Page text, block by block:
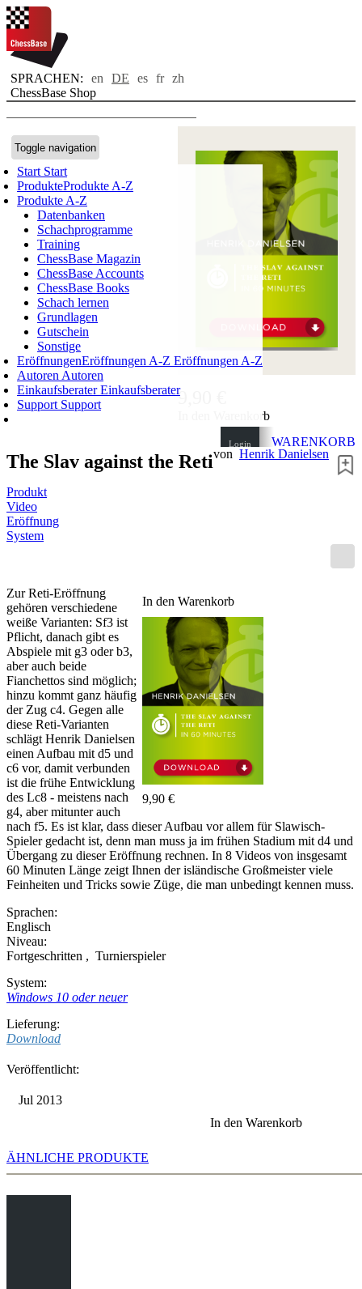
SPRACHEN: en DE es fr zh
ChessBase Shop
Toggle navigation
Start Start
ProdukteProdukte A-Z
Produkte A-Z
Datenbanken
Schachprogramme
Training
ChessBase Magazin
ChessBase Accounts
ChessBase Books
Schach lernen
Grundlagen
Gutschein
Sonstige
EröffnungenEröffnungen A-Z Eröffnungen A-Z
Autoren Autoren
EinkaufsberaterEinkaufsberater
Support Support
Login
WARENKORB
0ARTIKEL
9,90 €
In den Warenkorb
The Slav against the Retivon Henrik Danielsen
Produkt
Video
Eröffnung
System
In den Warenkorb
9,90 €
Zur Reti-Eröffnung
gehören verschiedene
weiße Varianten: Sf3 ist
Pflicht, danach gibt es
Abspiele mit g3 oder b3,
aber auch beide
Fianchettos sind möglich;
hinzu kommt ganz häufig
der Zug c4. Gegen alle
diese Reti-Varianten
schlägt Henrik Danielsen
einen Aufbau mit d5 und
c6 vor, damit verbunden
ist die frühe Entwicklung
des Lc8 - meistens nach
g4, aber mitunter auch
nach f5. Es ist klar, dass dieser Aufbau vor allem für Slawisch-
Spieler gedacht ist, denn man muss ja im frühen Stadium mit d4 und
Übergang zu dieser Eröffnung rechnen. In 8 Videos von insgesamt
60 Minuten Länge zeigt Ihnen der isländische Großmeister viele
Feinheiten und Tricks sowie Züge, die man unbedingt kennen muss.
Sprachen:
Englisch
Niveau:
Fortgeschritten , Turnierspieler
System:
Windows 10 oder neuer
Lieferung:
Download
Veröffentlicht:
Jul 2013
In den Warenkorb
ÄHNLICHE PRODUKTE